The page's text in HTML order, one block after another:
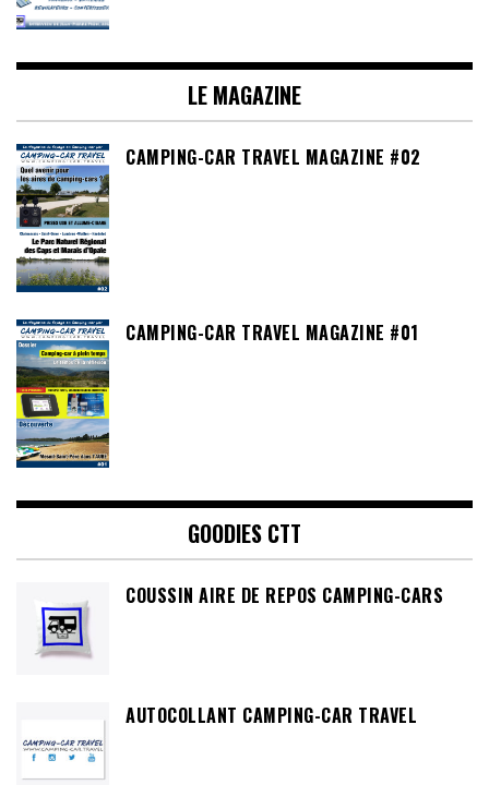
LE MAGAZINE
CAMPING-CAR TRAVEL MAGAZINE #02
CAMPING-CAR TRAVEL MAGAZINE #01
GOODIES CTT
COUSSIN AIRE DE REPOS CAMPING-CARS
AUTOCOLLANT CAMPING-CAR TRAVEL